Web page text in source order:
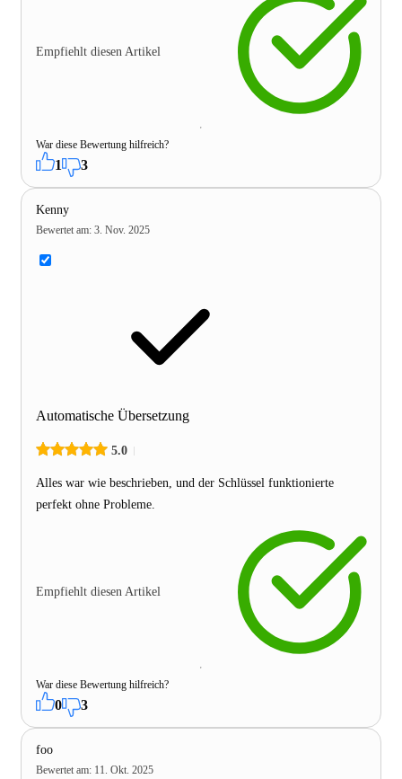
Empfiehlt diesen Artikel
War diese Bewertung hilfreich?
1 3
Kenny
Bewertet am: 3. Nov. 2025
Automatische Übersetzung
5.0
Alles war wie beschrieben, und der Schlüssel funktionierte
perfekt ohne Probleme.
Empfiehlt diesen Artikel
War diese Bewertung hilfreich?
0 3
foo
Bewertet am: 11. Okt. 2025